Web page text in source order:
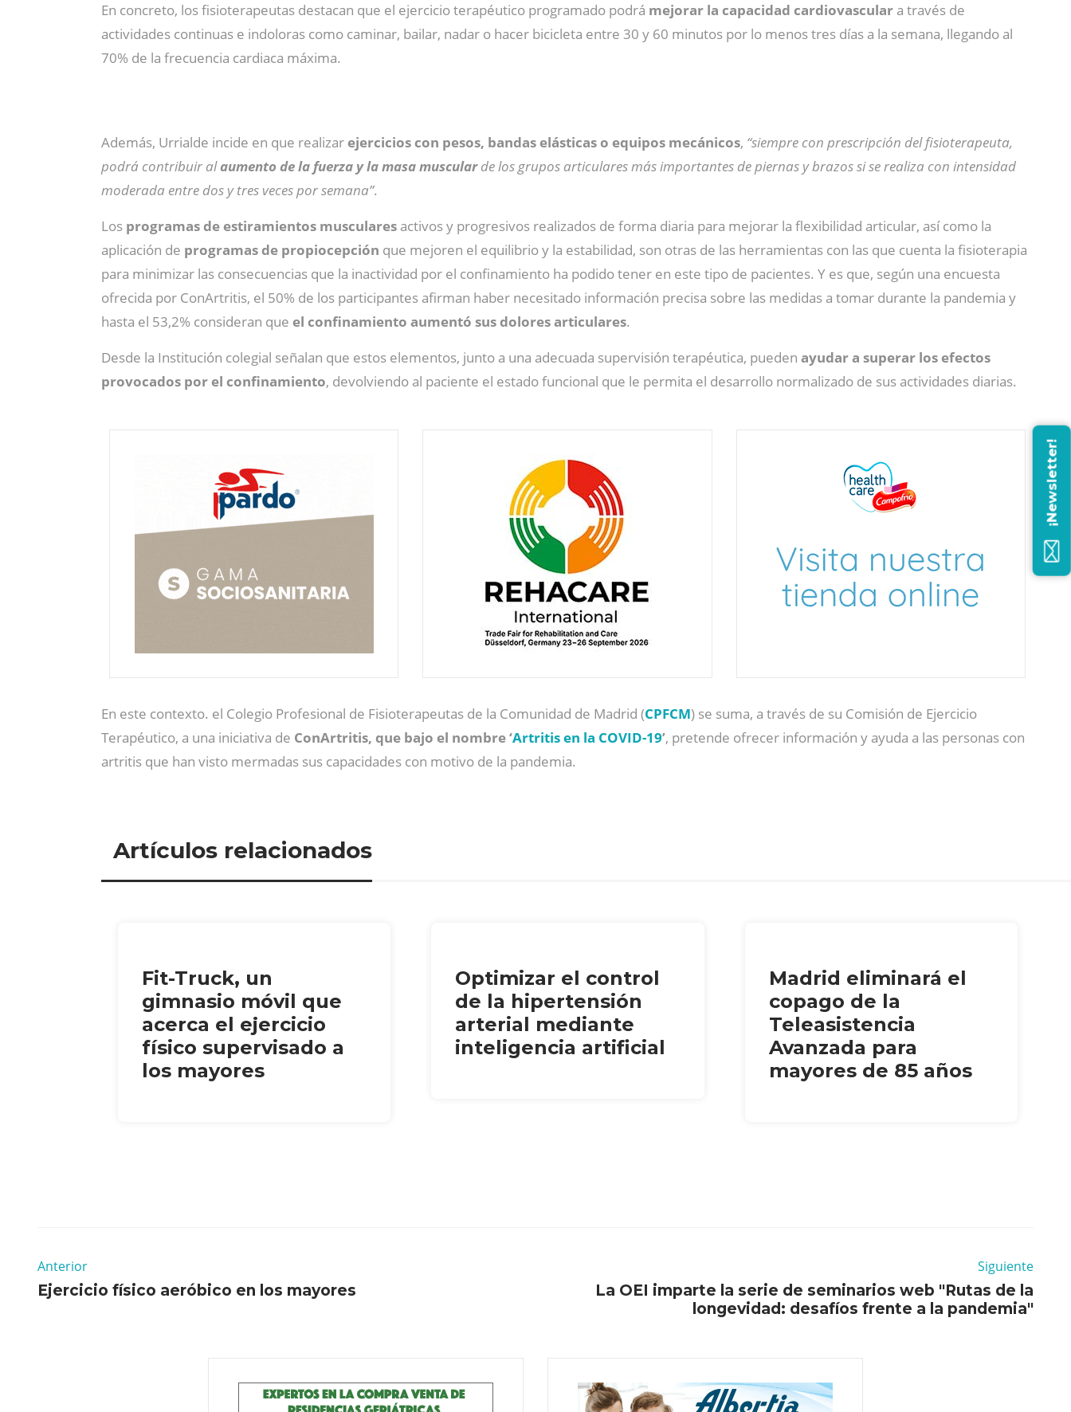
En concreto, los fisioterapeutas destacan que el ejercicio terapéutico programado podrá mejorar la capacidad cardiovascular a través de
actividades continuas e indoloras como caminar, bailar, nadar o hacer bicicleta entre 30 y 60 minutos por lo menos tres días a la semana, llegando al
70% de la frecuencia cardiaca máxima.
Además, Urrialde incide en que realizarejercicios con pesos, bandas elásticas o equipos mecánicos, “siempre con prescripción del fisioterapeuta,
podrá contribuir alaumento de la fuerza y la masa muscularde los grupos articulares más importantes de piernas y brazos si se realiza con intensidad
moderada entre dos y tres veces por semana”.
Los programas de estiramientos musculares activos y progresivos realizados de forma diaria para mejorar la flexibilidad articular, así como la
aplicación de programas de propiocepción que mejoren el equilibrio y la estabilidad, son otras de las herramientas con las que cuenta la fisioterapia
para minimizar las consecuencias que la inactividad por el confinamiento ha podido tener en este tipo de pacientes. Y es que, según una encuesta
ofrecida por ConArtritis, el 50% de los participantes afirman haber necesitado información precisa sobre las medidas a tomar durante la pandemia y
hasta el 53,2% consideran que el confinamiento aumentó sus dolores articulares.
Desde la Institución colegial señalan que estos elementos, junto a una adecuada supervisión terapéutica, pueden ayudar a superar los efectos
provocados por el confinamiento, devolviendo al paciente el estado funcional que le permita el desarrollo normalizado de sus actividades diarias.
En este contexto. el Colegio Profesional de Fisioterapeutas de la Comunidad de Madrid (CPFCM) se suma, a través de su Comisión de Ejercicio
Terapéutico, a una iniciativa de ConArtritis, que bajo el nombre ‘Artritis en la COVID-19’, pretende ofrecer información y ayuda a las personas con
artritis que han visto mermadas sus capacidades con motivo de la pandemia.
Artículos relacionados
Fit-Truck, un
gimnasio móvil que
acerca el ejercicio
físico supervisado a
los mayores
Optimizar el control
de la hipertensión
arterial mediante
inteligencia artificial
Madrid eliminará el
copago de la
Teleasistencia
Avanzada para
mayores de 85 años
Anterior
Ejercicio físico aeróbico en los mayores
Siguiente
La OEI imparte la serie de seminarios web "Rutas de la
longevidad: desafíos frente a la pandemia"
¡Newsletter!